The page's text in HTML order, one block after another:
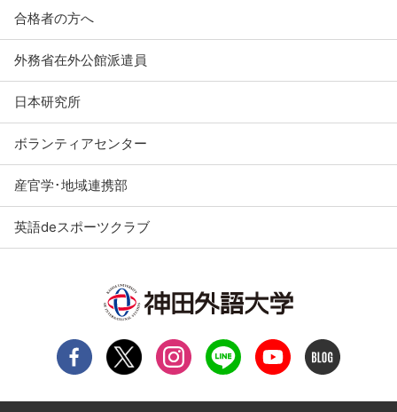
合格者の方へ
外務省在外公館派遣員
日本研究所
ボランティアセンター
産官学･地域連携部
英語deスポーツクラブ